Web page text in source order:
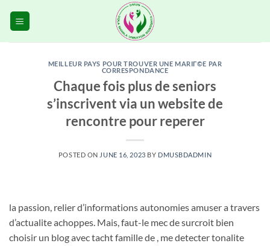
MEILLEUR PAYS POUR TROUVER UNE MARIГ©E PAR
CORRESPONDANCE
Chaque fois plus de seniors
s’inscrivent via un website de
rencontre pour reperer
POSTED ON JUNE 16, 2023 BY DMUSBDADMIN
la passion, relier d’informations autonomies amuser a travers
d’actualite achoppes. Mais, faut-le mec de surcroit bien
choisir un blog avec tacht famille de , me detecter tonalite